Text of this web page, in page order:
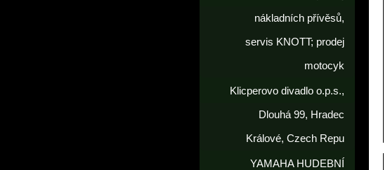
nákladních přívěsů,
servis KNOTT; prodej
motocyk
Klicperovo divadlo o.p.s.,
Dlouhá 99, Hradec
Králové, Czech Repu
YAMAHA HUDEBNÍ